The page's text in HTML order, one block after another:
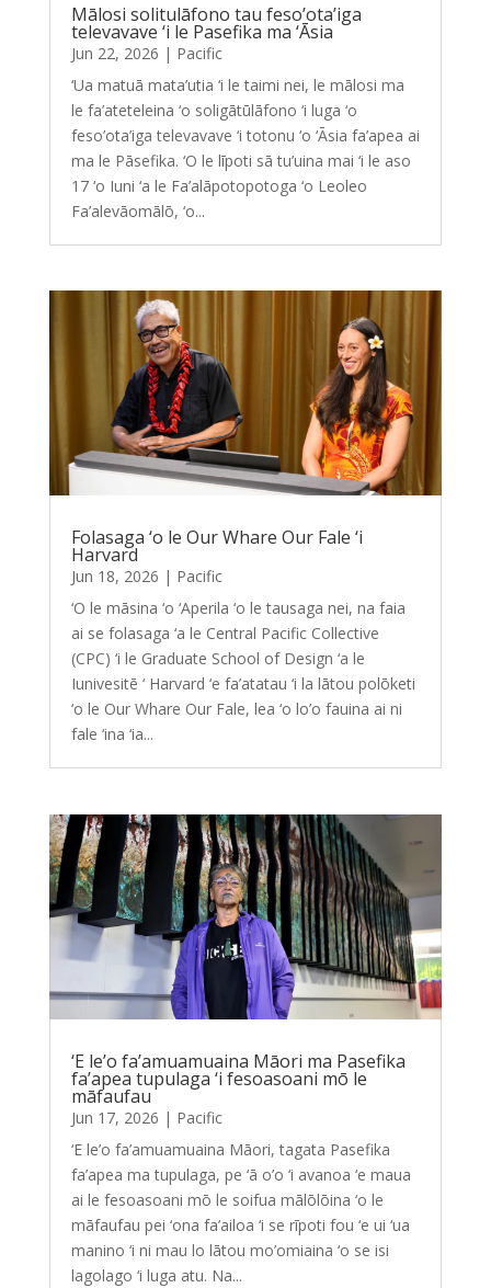
Mālosi solitulāfono tau feso’ota’iga
televavave ‘i le Pasefika ma ‘Āsia
Jun 22, 2026 | Pacific
‘Ua matuā mata’utia ‘i le taimi nei, le mālosi ma
le fa’ateteleina ‘o soligātūlāfono ‘i luga ‘o
feso’ota’iga televavave ‘i totonu ‘o ‘Āsia fa’apea ai
ma le Pāsefika. ‘O le līpoti sā tu’uina mai ‘i le aso
17 ‘o Iuni ‘a le Fa’alāpotopotoga ‘o Leoleo
Fa’alevāomālō, ‘o...
Folasaga ‘o le Our Whare Our Fale ‘i
Harvard
Jun 18, 2026 | Pacific
‘O le māsina ‘o ‘Aperila ‘o le tausaga nei, na faia
ai se folasaga ‘a le Central Pacific Collective
(CPC) ‘i le Graduate School of Design ‘a le
Iunivesitē ‘ Harvard ‘e fa’atatau ‘i la lātou polōketi
‘o le Our Whare Our Fale, lea ‘o lo’o fauina ai ni
fale ‘ina ‘ia...
‘E le’o fa’amuamuaina Māori ma Pasefika
fa’apea tupulaga ‘i fesoasoani mō le
māfaufau
Jun 17, 2026 | Pacific
‘E le’o fa’amuamuaina Māori, tagata Pasefika
fa’apea ma tupulaga, pe ‘ā o’o ‘i avanoa ‘e maua
ai le fesoasoani mō le soifua mālōlōina ‘o le
māfaufau pei ‘ona fa’ailoa ‘i se rīpoti fou ‘e ui ‘ua
manino ‘i ni mau lo lātou mo’omiaina ‘o se isi
lagolago ‘i luga atu. Na...